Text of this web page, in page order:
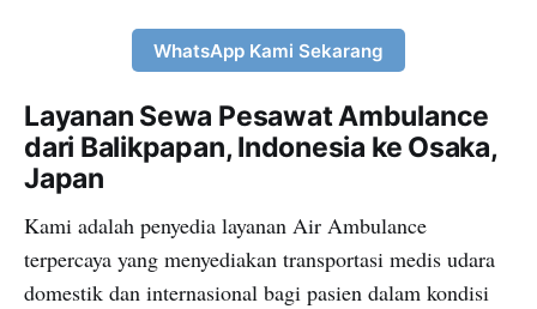
WhatsApp Kami Sekarang
Layanan Sewa Pesawat Ambulance
dari Balikpapan, Indonesia ke Osaka,
Japan
Kami adalah penyedia layanan Air Ambulance
terpercaya yang menyediakan transportasi medis udara
domestik dan internasional bagi pasien dalam kondisi